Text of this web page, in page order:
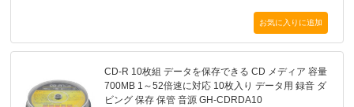
CD-R 10枚組 データを保存できる CD メディア 容量
700MB 1～52倍速に対応 10枚入り データ用 録音 ダ
ビング 保存 保管 音源 GH-CDRDA10